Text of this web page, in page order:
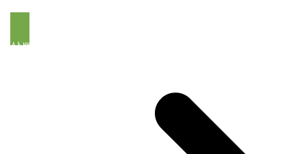
살빠지는 다이어트 과일 많아요!